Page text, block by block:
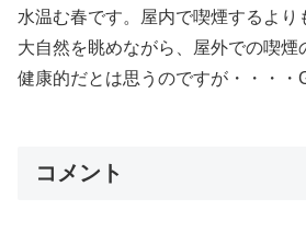
水温む春です。屋内で喫煙するより
大自然を眺めながら、屋外での喫煙
健康的だとは思うのですが・・・・
コメント